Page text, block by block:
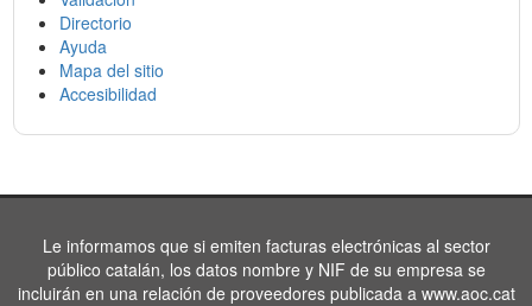
Directorio
Ayuda
Mapa del sitio
Accesibilidad
Le informamos que si emiten facturas electrónicas al sector
público catalán, los datos nombre y NIF de su empresa se
incluirán en una relación de proveedores publicada a www.aoc.cat